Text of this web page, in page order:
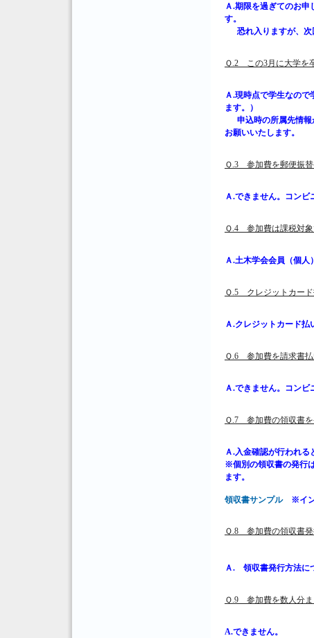
Ａ.期限を過ぎてのお
す。
恐れ入りますが、次
Ｑ.2 この3月に大学を
Ａ.現時点で学生なの
ます。）
申込時の所属先情報
お願いいたします。
Ｑ.3 参加費を郵便振替
Ａ.できません。コンビ
Ｑ.4 参加費は課税対象
Ａ.土木学会会員（個人
Ｑ.5 クレジットカード
Ａ.クレジットカード払
Ｑ.6 参加費を請求書払
Ａ.できません。コンビ
Ｑ.7 参加費の領収書を
Ａ.入金確認が行われる
※個別の領収書の発行
ます。
領収書サンプル ※イ
Ｑ.8 参加費の領収書発
Ａ. 領収書発行方法に
Ｑ.9 参加費を数人分ま
A.できません。